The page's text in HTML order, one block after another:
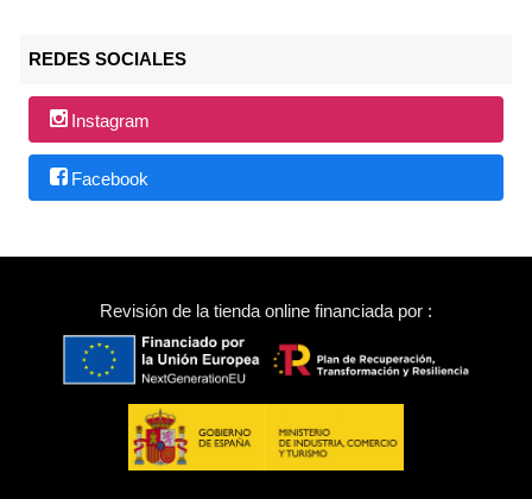
REDES SOCIALES
Instagram
Facebook
Revisión de la tienda online financiada por :